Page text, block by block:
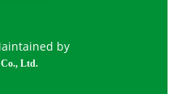
by
Co., Ltd.